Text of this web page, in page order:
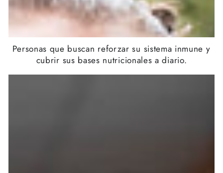
Personas que buscan reforzar su sistema inmune y
cubrir sus bases nutricionales a diario.